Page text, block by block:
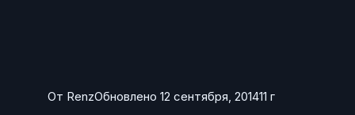
От RenzОбновлено 12 сентября, 201411 г